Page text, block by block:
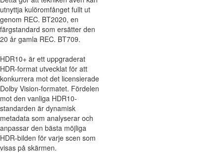
utnyttja kulöromfånget fullt ut
genom REC. BT2020, en
färgstandard som ersätter den
20 år gamla REC. BT709.
HDR10+ är ett uppgraderat
HDR-format utvecklat för att
konkurrera mot det licensierade
Dolby Vision-formatet. Fördelen
mot den vanliga HDR10-
standarden är dynamisk
metadata som analyserar och
anpassar den bästa möjliga
HDR-bilden för varje scen som
visas på skärmen.